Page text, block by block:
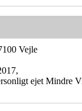
Vejle
ejet Mindre